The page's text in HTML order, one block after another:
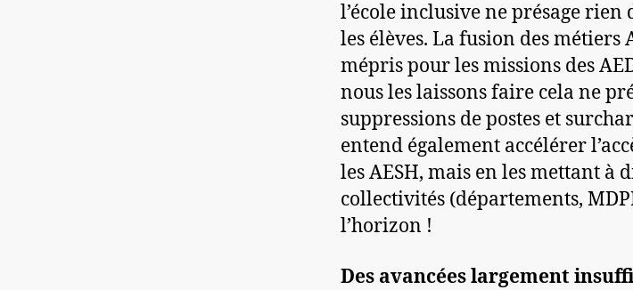
l’école inclusive ne présage
les élèves. La fusion des métiers
mépris pour les missions des
nous les laissons faire cela ne
suppressions de postes et
entend également accélérer
les AESH, mais en les mettant à
collectivités (départements,
l’horizon !
Des avancées largement